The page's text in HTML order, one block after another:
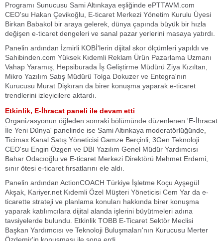
Programı Sunucusu Sami Altınkaya eşliğinde ePTTAVM.com
CEO'su Hakan Çevikoğlu, E-ticaret Merkezi Yönetim Kurulu Üyesi
Birkan Babakol bir araya gelerek, dünya çapında büyük bir hızla
değişen e-ticaret dengeleri ve sanal pazar yerlerini masaya yatırdı.
Panelin ardından İzmirli KOBİ'lerin dijital skor ölçümleri yapıldı ve
Sahibinden.com Yüksek Kıdemli Reklam Ürün Pazarlama Uzmanı
Vahap Yaramış, Hepsiburada İş Geliştirme Müdürü Ziya Kızıltan,
Mikro Yazılım Satış Müdürü Tolga Dokuzer ve Entegra'nın
Kurucusu Murat Dişkıran da birer konuşma yaparak e-ticaret
trendlerini izleyicilere aktardı.
Etkinlik, E-İhracat paneli ile devam etti
Organizasyonun öğleden sonraki bölümünde düzenlenen 'E-İhracat
İle Yeni Dünya' panelinde ise Sami Altınkaya moderatörlüğünde,
Ticimax Kanal Satış Yöneticisi Gamze Berçinli, 3Gen Teknoloji
CEO'su Engin Özgen ve DBI Yazılım Genel Müdür Yardımcısı
Bahar Odacıoğlu ve E-ticaret Merkezi Direktörü Mehmet Erdemi,
sınır ötesi e-ticaret fırsatlarını ele aldı.
Panelin ardından ActionCOACH Türkiye İşletme Koçu Ayşegül
Akşak, Kariyer.net Kıdemli Özel Müşteri Yöneticisi Cem Yar da e-
ticarette strateji ve planlama konuları hakkında birer konuşma
yaparak katılımcılara dijital alanda işlerini büyütmeleri adına
tavsiyelerde bulundu. Etkinlik TOBB E-Ticaret Sektör Meclisi
Başkan Yardımcısı ve Teknoloji Buluşmaları'nın Kurucusu Merter